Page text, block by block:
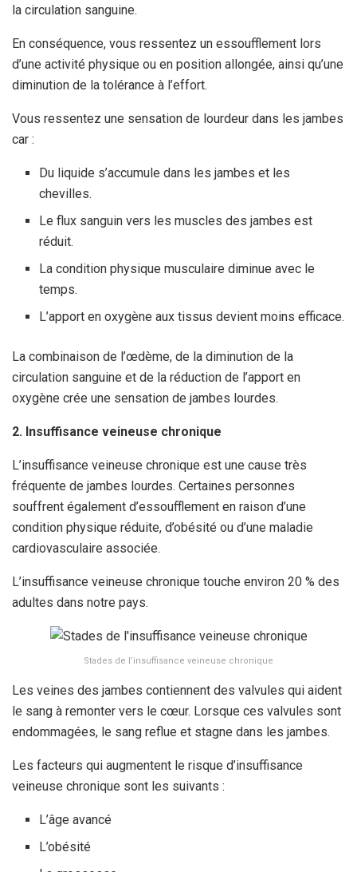
la circulation sanguine.
En conséquence, vous ressentez un essoufflement lors
d’une activité physique ou en position allongée, ainsi qu’une
diminution de la tolérance à l’effort.
Vous ressentez une sensation de lourdeur dans les jambes
car :
Du liquide s’accumule dans les jambes et les
chevilles.
Le flux sanguin vers les muscles des jambes est
réduit.
La condition physique musculaire diminue avec le
temps.
L’apport en oxygène aux tissus devient moins efficace.
La combinaison de l’œdème, de la diminution de la
circulation sanguine et de la réduction de l’apport en
oxygène crée une sensation de jambes lourdes.
2. Insuffisance veineuse chronique
L’insuffisance veineuse chronique est une cause très
fréquente de jambes lourdes. Certaines personnes
souffrent également d’essoufflement en raison d’une
condition physique réduite, d’obésité ou d’une maladie
cardiovasculaire associée.
L’insuffisance veineuse chronique touche environ 20 % des
adultes dans notre pays.
Stades de l’insuffisance veineuse chronique
Les veines des jambes contiennent des valvules qui aident
le sang à remonter vers le cœur. Lorsque ces valvules sont
endommagées, le sang reflue et stagne dans les jambes.
Les facteurs qui augmentent le risque d’insuffisance
veineuse chronique sont les suivants :
L’âge avancé
L’obésité